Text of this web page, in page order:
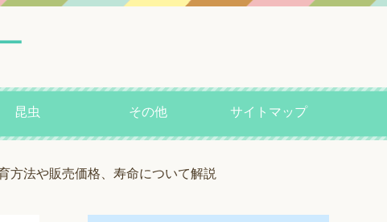
昆虫 その他 サイトマップ
方法や販売価格、寿命について解説